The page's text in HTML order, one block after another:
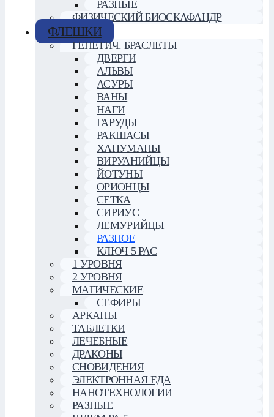
РАЗНЫЕ
ФИЗИЧЕСКИЙ БИОСКАФАНДР
ФЛЕШКИ
ГЕНЕТИЧ. БРАСЛЕТЫ
ДВЕРГИ
АЛЬВЫ
АСУРЫ
ВАНЫ
НАГИ
ГАРУДЫ
РАКШАСЫ
ХАНУМАНЫ
ВИРУАНИЙЦЫ
ЙОТУНЫ
ОРИОНЦЫ
СЕТКА
СИРИУС
ЛЕМУРИЙЦЫ
РАЗНОЕ
КЛЮЧ 5 РАС
1 УРОВНЯ
2 УРОВНЯ
МАГИЧЕСКИЕ
СЕФИРЫ
АРКАНЫ
ТАБЛЕТКИ
ЛЕЧЕБНЫЕ
ДРАКОНЫ
СНОВИДЕНИЯ
ЭЛЕКТРОННАЯ ЕДА
НАНОТЕХНОЛОГИИ
РАЗНЫЕ